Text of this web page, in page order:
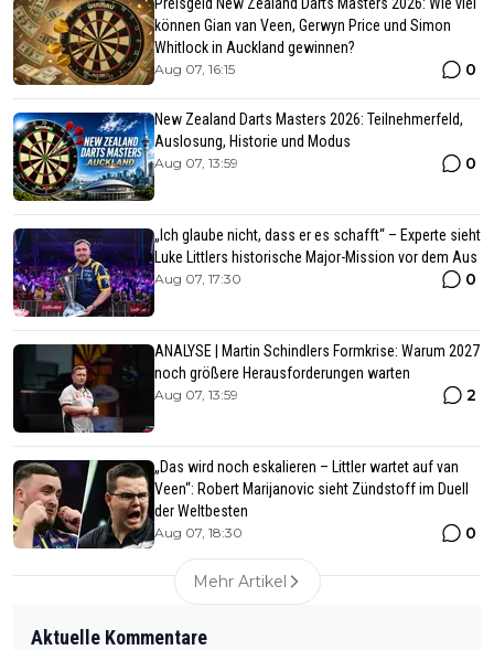
können Gian van Veen, Gerwyn Price und Simon
Whitlock in Auckland gewinnen?
Aug 07, 16:15 0
New Zealand Darts Masters 2026: Teilnehmerfeld,
Auslosung, Historie und Modus
Aug 07, 13:59 0
„Ich glaube nicht, dass er es schafft“ – Experte sieht
Luke Littlers historische Major-Mission vor dem Aus
Aug 07, 17:30 0
ANALYSE | Martin Schindlers Formkrise: Warum 2027
noch größere Herausforderungen warten
Aug 07, 13:59 2
„Das wird noch eskalieren – Littler wartet auf van
Veen“: Robert Marijanovic sieht Zündstoff im Duell
der Weltbesten
Aug 07, 18:30 0
Mehr Artikel
Aktuelle Kommentare